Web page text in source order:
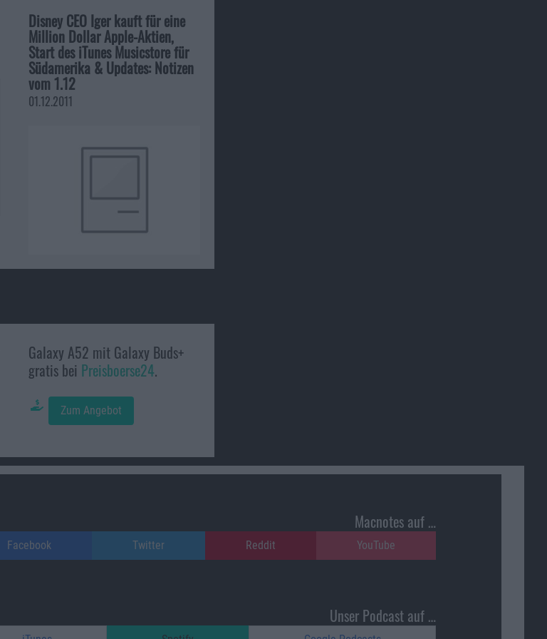
Disney CEO Iger kauft für eine
Million Dollar Apple-Aktien,
Start des iTunes Musicstore für
Südamerika & Updates: Notizen
vom 1.12
01.12.2011
Galaxy A52 mit Galaxy Buds+
gratis bei Preisboerse24.
Zum Angebot
Macnotes auf …
Facebook Twitter Reddit YouTube
Unser Podcast auf …